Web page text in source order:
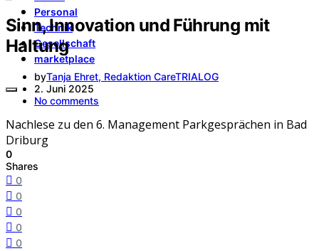
Personal
Technik
Gesellschaft
marketplace
Sinn, Innovation und Führung mit
Haltung
byTanja Ehret, Redaktion CareTRIALOG
2. Juni 2025
No comments
Nachlese zu den 6. Management Parkgesprächen in Bad
Driburg
0
Shares
0
0
0
0
0